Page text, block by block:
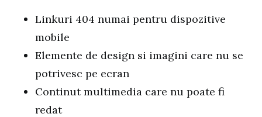
Linkuri 404 numai pentru dispozitive
mobile
Elemente de design si imagini care nu se
potrivesc pe ecran
Continut multimedia care nu poate fi
redat